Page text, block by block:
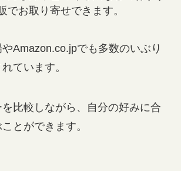
でお取り寄せできます。
Amazon.co.jpでも多数のいぶり
ています。
比較しながら、自分の好みに合
とができます。